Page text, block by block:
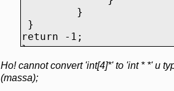
}
}
return -1;
}
void main ()
Но! cannot convert 'int[4]*' to 'int * *' и
(massa);